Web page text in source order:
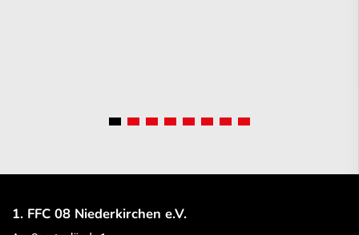
1. FFC 08 Niederkirchen e.V.